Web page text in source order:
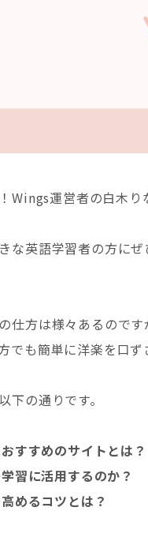
Wings運営者の白木り
な英語学習者の方にぜ
仕方は様々あるので
でも簡単に洋楽を口
下の通りです。
すすめのサイトとは？
習に活用するのか？
めるコツとは？